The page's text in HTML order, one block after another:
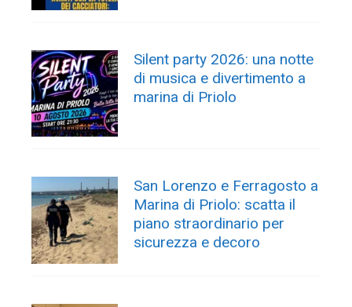
Silent party 2026: una notte
di musica e divertimento a
marina di Priolo
San Lorenzo e Ferragosto a
Marina di Priolo: scatta il
piano straordinario per
sicurezza e decoro